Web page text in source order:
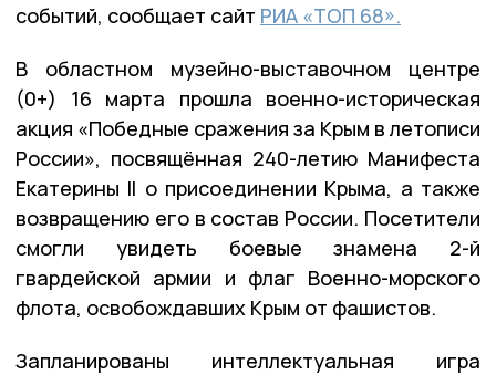
событий, сообщает сайт РИА «ТОП 68».
В областном музейно-выставочном центре
(0+) 16 марта прошла военно-историческая
акция «Победные сражения за Крым в летописи
России», посвящённая 240-летию Манифеста
Екатерины II о присоединении Крыма, а также
возвращению его в состав России. Посетители
смогли увидеть боевые знамена 2-й
гвардейской армии и флаг Военно-морского
флота, освобождавших Крым от фашистов.
Запланированы интеллектуальная игра